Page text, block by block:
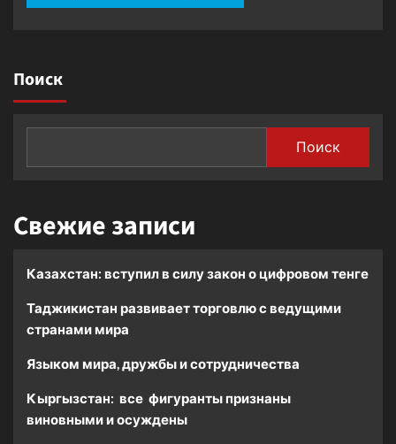
Поиск
Поиск
Свежие записи
Казахстан: вступил в силу закон о цифровом тенге
Таджикистан развивает торговлю с ведущими
странами мира
Языком мира, дружбы и сотрудничества
Кыргызстан: все фигуранты признаны
виновными и осуждены